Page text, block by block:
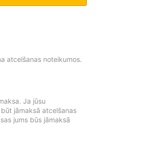
atcelšanas noteikumos.
Ja jūsu
jāmaksā atcelšanas
jums būs jāmaksā